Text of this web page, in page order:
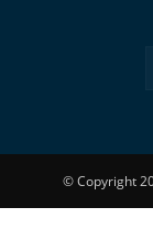
© Copyright